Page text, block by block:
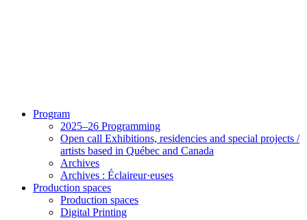
Program
2025–26 Programming
Open call Exhibitions, residencies and special projects /
artists based in Québec and Canada
Archives
Archives : Éclaireur·euses
Production spaces
Production spaces
Digital Printing